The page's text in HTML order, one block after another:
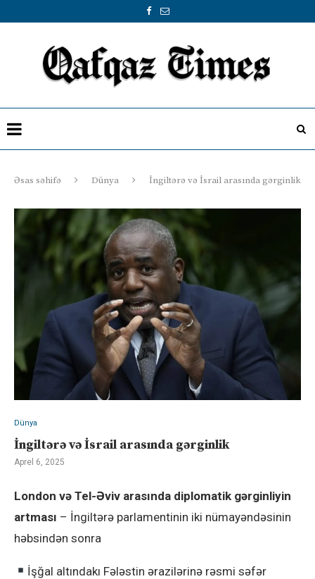
Əsas səhifə Dünya İngiltərə və İsrail arasında gərginlik
Dünya
İngiltərə və İsrail arasında gərginlik
Aprel 6, 2025
London və Tel-Əviv arasında diplomatik gərginliyin
artması – İngiltərə parlamentinin iki nümayəndəsinin
həbsindən sonra
İşğal altındakı Fələstin ərazilərinə rəsmi səfər